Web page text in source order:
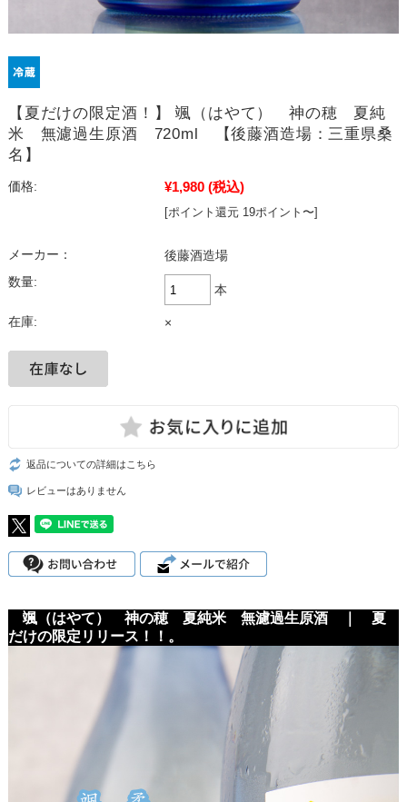
【夏だけの限定酒！】 颯（はやて） 神の穂 夏純
米 無濾過生原酒 720ml 【後藤酒造場：三重県桑
名】
価格: ¥1,980 (税込)
[ポイント還元 19ポイント〜]
メーカー：
後藤酒造場
数量:
本
在庫: ×
返品についての詳細はこちら
レビューはありません
颯（はやて） 神の穂 夏純米 無濾過生原酒 ｜ 夏
だけの限定リリース！！。